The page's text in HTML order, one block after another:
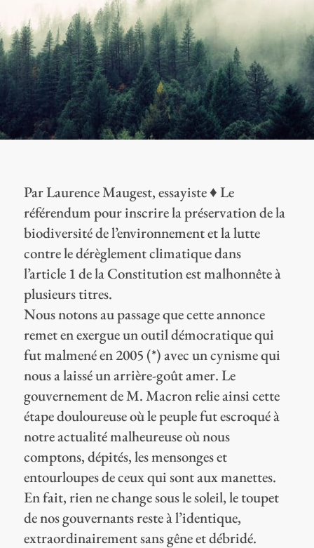
Par Laurence Maugest, essayiste ♦ Le
référendum pour inscrire la préservation de la
biodiversité de l’environnement et la lutte
contre le dérèglement climatique dans
l’article 1 de la Constitution est malhonnête à
plusieurs titres.
Nous notons au passage que cette annonce
remet en exergue un outil démocratique qui
fut malmené en 2005 (*) avec un cynisme qui
nous a laissé un arrière-goût amer. Le
gouvernement de M. Macron relie ainsi cette
étape douloureuse où le peuple fut escroqué à
notre actualité malheureuse où nous
comptons, dépités, les mensonges et
entourloupes de ceux qui sont aux manettes.
En fait, rien ne change sous le soleil, le toupet
de nos gouvernants reste à l’identique,
extraordinairement sans gêne et débridé.